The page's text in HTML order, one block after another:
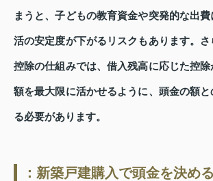
まうと、子どもの教育資金や突発的な出
活の安定度が下がるリスクもあります。
控除の仕組みでは、借入残高に応じた控
額を最大限に活かせるように、頭金の額と
る必要があります。
：新築戸建購入で頭金を決め